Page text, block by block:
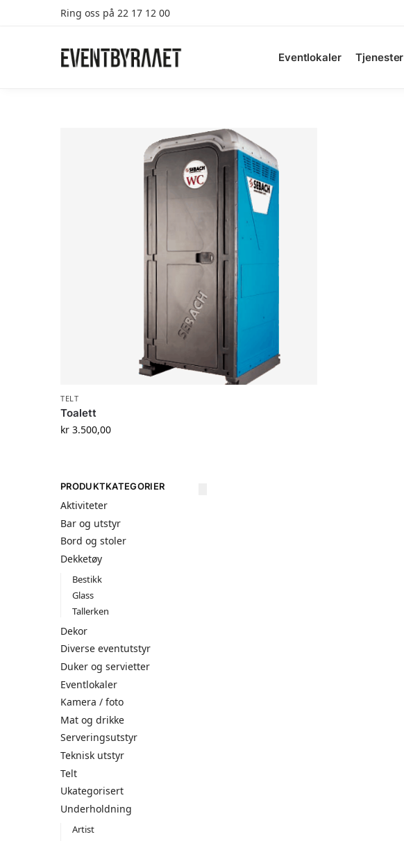
Ring oss på 22 17 12 00
Eventlokaler Tjenester
Search
TELT
Toalett
kr 3.500,00
PRODUKTKATEGORIER
Aktiviteter
Bar og utstyr
Bord og stoler
Dekketøy
Bestikk
Glass
Tallerken
Dekor
Diverse eventutstyr
Duker og servietter
Eventlokaler
Kamera / foto
Mat og drikke
Serveringsutstyr
Teknisk utstyr
Telt
Ukategorisert
Underholdning
Artist